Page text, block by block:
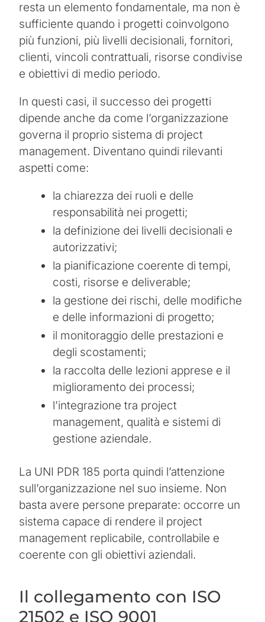
resta un elemento fondamentale, ma non è
sufficiente quando i progetti coinvolgono
più funzioni, più livelli decisionali, fornitori,
clienti, vincoli contrattuali, risorse condivise
e obiettivi di medio periodo.
In questi casi, il successo dei progetti
dipende anche da come l’organizzazione
governa il proprio sistema di project
management. Diventano quindi rilevanti
aspetti come:
la chiarezza dei ruoli e delle
responsabilità nei progetti;
la definizione dei livelli decisionali e
autorizzativi;
la pianificazione coerente di tempi,
costi, risorse e deliverable;
la gestione dei rischi, delle modifiche
e delle informazioni di progetto;
il monitoraggio delle prestazioni e
degli scostamenti;
la raccolta delle lezioni apprese e il
miglioramento dei processi;
l’integrazione tra project
management, qualità e sistemi di
gestione aziendale.
La UNI PDR 185 porta quindi l’attenzione
sull’organizzazione nel suo insieme. Non
basta avere persone preparate: occorre un
sistema capace di rendere il project
management replicabile, controllabile e
coerente con gli obiettivi aziendali.
Il collegamento con ISO
21502 e ISO 9001